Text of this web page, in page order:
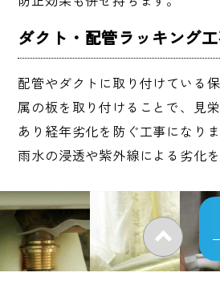
ダクト・配管ラッキング
配管やダクトに取り付けている
属の板を取り付けることで、見
あり経年劣化を防ぐ工事になり
雨水の浸透や紫外線による劣化